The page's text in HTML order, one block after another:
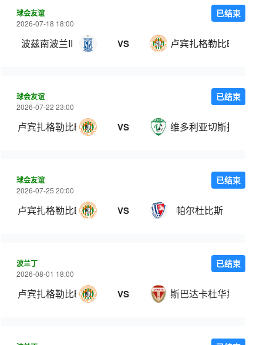
球会友谊
2026-07-18 18:00
波兹南波兰II VS 卢宾扎格勒比B队
已结束
球会友谊
2026-07-22 23:00
卢宾扎格勒比B队 VS 维多利亚切斯托瓦
已结束
球会友谊
2026-07-25 20:00
卢宾扎格勒比B队 VS 帕尔杜比斯
已结束
波兰丁
2026-08-01 18:00
卢宾扎格勒比B队 VS 斯巴达卡杜华斯
已结束